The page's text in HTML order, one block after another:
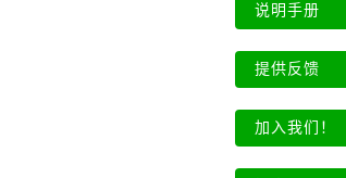
说明手册
提供反馈
加入我们！